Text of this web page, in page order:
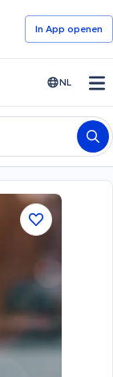
In App openen
NL